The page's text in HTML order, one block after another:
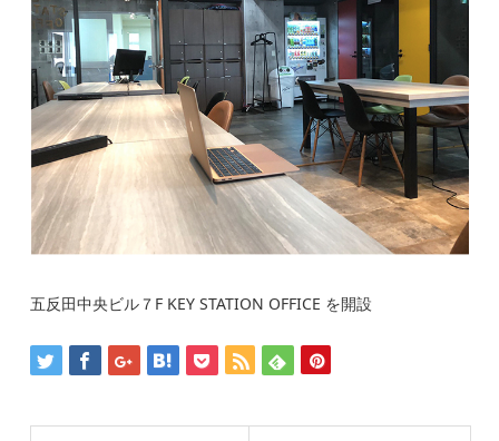
五反田中央ビル７F KEY STATION OFFICE を開設